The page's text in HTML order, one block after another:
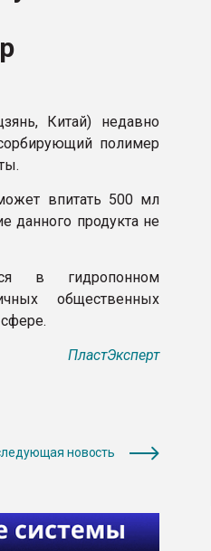
Китай) недавно
полимер
впитать 500 мл
данного продукта не
в гидропонном
общественных
ПластЭксперт
новость